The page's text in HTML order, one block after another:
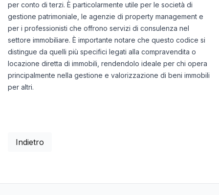
per conto di terzi. È particolarmente utile per le società di
gestione patrimoniale, le agenzie di property management e
per i professionisti che offrono servizi di consulenza nel
settore immobiliare. È importante notare che questo codice si
distingue da quelli più specifici legati alla compravendita o
locazione diretta di immobili, rendendolo ideale per chi opera
principalmente nella gestione e valorizzazione di beni immobili
per altri.
Indietro